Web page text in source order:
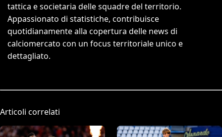
tattica e societaria delle squadre del territorio.
Appassionato di statistiche, contribuisce
quotidianamente alla copertura delle news di
calciomercato con un focus territoriale unico e
dettagliato.
Articoli correlati